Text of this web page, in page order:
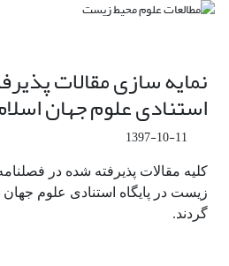
نمایه سازی مقالات
استنادی علوم جهان
1397-10-11
کلیه مقالات پذیرفته شده در
گردند.